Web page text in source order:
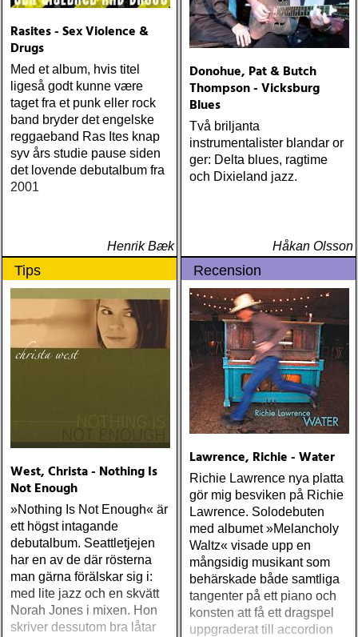
Rasites - Sex Violence &
Drugs
Med et album, hvis titel
ligeså godt kunne være
taget fra et punk eller rock
band bryder det engelske
reggaeband Ras Ites knap
syv års studie pause siden
det lovende debutalbum fra
2001
Henrik Bæk
Donohue, Pat & Butch
Thompson - Vicksburg
Blues
Två briljanta
instrumentalister blandar or
ger: Delta blues, ragtime
och Dixieland jazz.
Håkan Olsson
Tips
West, Christa - Nothing Is
Not Enough
»Nothing Is Not Enough« är
ett högst intagande
debutalbum. Seattletjejen
har en av de där rösterna
man gärna förälskar sig i:
med lite jazz och en skvätt
Norah Jones i mixen. Hon
skriver dessutom bra låtar
Recension
Lawrence, Richie - Water
Richie Lawrence nya platta
gör mig besviken på Richie
Lawrence. Solodebuten
med albumet »Melancholy
Waltz« visade upp en
mångsidig musikant som
behärskade både samtliga
tangenter på ett piano och
konsten att få ett dragspel
uppgraderat till accordion